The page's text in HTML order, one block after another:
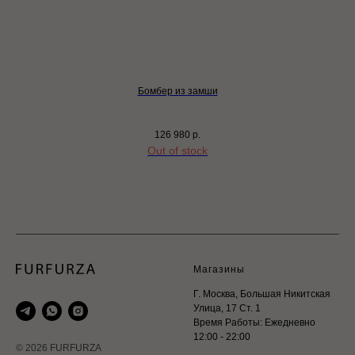
Бомбер из замши
126 980 р.
Out of stock
© 2026 FURFURZA
Магазины
Г. Москва, Большая Никитская
Улица, 17 Ст. 1
Время Работы: Ежедневно
12:00 - 22:00